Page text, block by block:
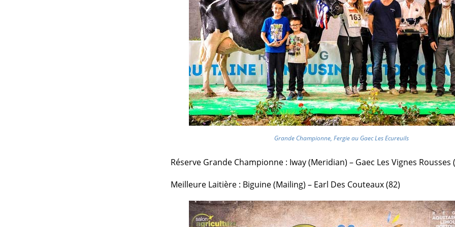
Grande Championne, Fergie au Gaec Les Ecureuils
Réserve Grande Championne : Iway (Meridian) – Gaec Les Vignes Rousses
Meilleure Laitière : Biguine (Mailing) – Earl Des Couteaux (82)